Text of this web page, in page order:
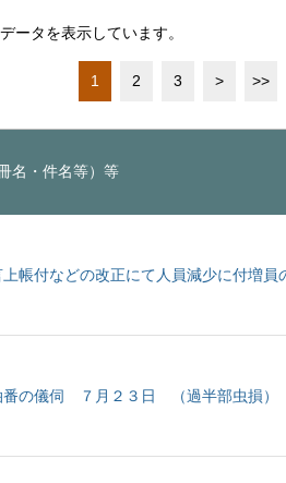
ータを表示しています。
1 2 3 > >>
名・件名等）等
上帳付などの改正にて人員減少に付増
番の儀伺 ７月２３日 （過半部虫損）